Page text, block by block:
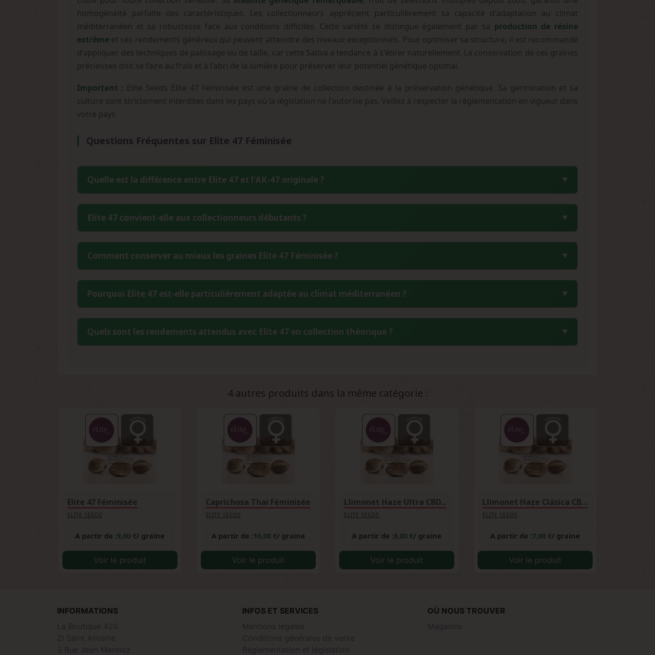
homogénéité parfaite des caractéristiques. Les collectionneurs apprécient particulièrement sa capacité d'adaptation au climat
méditerranéen et sa robustesse face aux conditions difficiles. Cette variété se distingue également par sa production de résine
extrême et ses rendements généreux qui peuvent atteindre des niveaux exceptionnels. Pour optimiser sa structure, il est recommandé
d'appliquer des techniques de palissage ou de taille, car cette Sativa a tendance à s'étirer naturellement. La conservation de ces graines
précieuses doit se faire au frais et à l'abri de la lumière pour préserver leur potentiel génétique optimal.
Important : Elite Seeds Elite 47 Féminisée est une graine de collection destinée à la préservation génétique. Sa germination et sa
culture sont strictement interdites dans les pays où la législation ne l'autorise pas. Veillez à respecter la réglementation en vigueur dans
votre pays.
Questions Fréquentes sur Elite 47 Féminisée
Quelle est la différence entre Elite 47 et l'AK-47 originale ?
espagnole offre une stabilité génétique supérieure, une meilleure résistance aux champignons et une adaptation optimale au climat
Elite 47 convient-elle aux collectionneurs débutants ?
résistance aux maladies et sa tolérance aux erreurs de manipulation en font un excellent choix pour débuter une collection. Elle pardonne les
Comment conserver au mieux les graines Elite 47 Féminisée ?
réfrigérateur dans un contenant hermétique avec un sachet dessiccant est idéal. Évitez les variations de température et d'humidité qui
Pourquoi Elite 47 est-elle particulièrement adaptée au climat méditerranéen ?
résistance à la chaleur, sa tolérance à la sécheresse et sa capacité à prospérer dans les conditions méditerranéennes. Sa récolte en début
Quels sont les rendements attendus avec Elite 47 en collection théorique ?
4 autres produits dans la même catégorie :
Elite 47 Féminisée
ELITE SEEDS
A partir de :9,00 €/ graine
Voir le produit
Caprichosa Thai Féminisée
ELITE SEEDS
A partir de :10,00 €/ graine
Voir le produit
Llimonet Haze Ultra CBD...
ELITE SEEDS
A partir de :8,00 €/ graine
Voir le produit
Llimonet Haze Clásica CBD...
ELITE SEEDS
A partir de :7,00 €/ graine
Voir le produit
INFORMATIONS
INFOS ET SERVICES
OÙ NOUS TROUVER